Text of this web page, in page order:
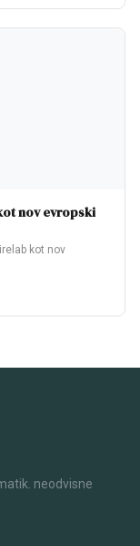
nov evropski
kot nov
neodvisne